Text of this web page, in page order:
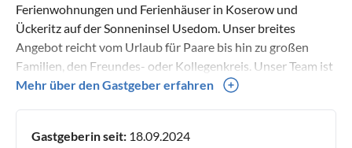
Ferienwohnungen und Ferienhäuser in Koserow und
Ückeritz auf der Sonneninsel Usedom. Unser breites
Angebot reicht vom Urlaub für Paare bis hin zu großen
Familien, den Freundes- oder Kollegenkreis. Unser Team ist
vor, während und nach Ihrem Urlaub für Sie da, damit Ihr
Mehr über den Gastgeber erfahren
Gastgeberin seit: 18.09.2024